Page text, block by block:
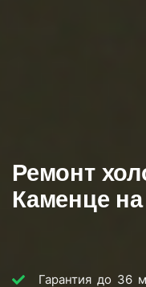
Ремонт
Каменце
Гарантия до 36